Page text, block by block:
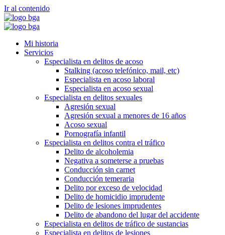
Ir al contenido
Mi historia
Servicios
Especialista en delitos de acoso
Stalking (acoso telefónico, mail, etc)
Especialista en acoso laboral
Especialista en acoso sexual
Especialista en delitos sexuales
Agresión sexual
Agresión sexual a menores de 16 años
Acoso sexual
Pornografía infantil
Especialista en delitos contra el tráfico
Delito de alcoholemia
Negativa a someterse a pruebas
Conducción sin carnet
Conducción temeraria
Delito por exceso de velocidad
Delito de homicidio imprudente
Delito de lesiones imprudentes
Delito de abandono del lugar del accidente
Especialista en delitos de tráfico de sustancias
Especialista en delitos de lesiones